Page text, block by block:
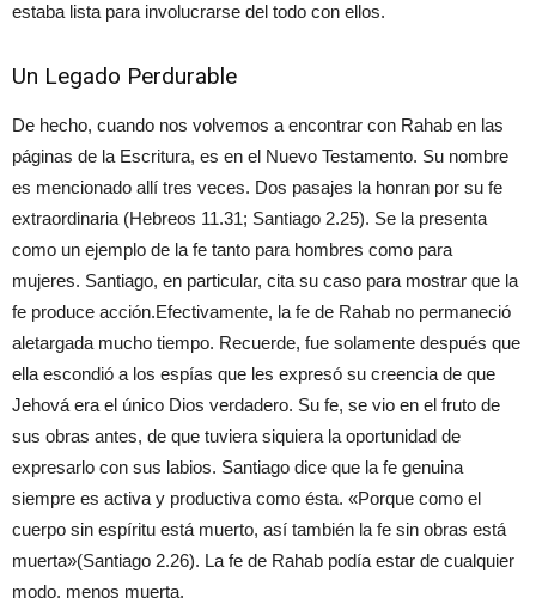
estaba lista para involucrarse del todo con ellos.
Un Legado Perdurable
De hecho, cuando nos volvemos a encontrar con Rahab en las
páginas de la Escritura, es en el Nuevo Testamento. Su nombre
es mencionado allí tres veces. Dos pasajes la honran por su fe
extraordinaria (Hebreos 11.31; Santiago 2.25). Se la presenta
como un ejemplo de la fe tanto para hombres como para
mujeres. Santiago, en particular, cita su caso para mostrar que la
fe produce acción.Efectivamente, la fe de Rahab no permaneció
aletargada mucho tiempo. Recuerde, fue solamente después que
ella escondió a los espías que les expresó su creencia de que
Jehová era el único Dios verdadero. Su fe, se vio en el fruto de
sus obras antes, de que tuviera siquiera la oportunidad de
expresarlo con sus labios. Santiago dice que la fe genuina
siempre es activa y productiva como ésta. «Porque como el
cuerpo sin espíritu está muerto, así también la fe sin obras está
muerta»(Santiago 2.26). La fe de Rahab podía estar de cualquier
modo, menos muerta.